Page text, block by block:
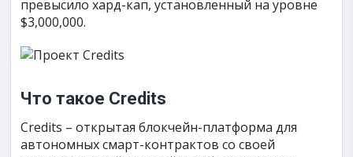
превысило хард-кап, установленный на уровне
$3,000,000.
Что такое Credits
Credits – открытая блокчейн-платформа для
автономных смарт-контрактов со своей